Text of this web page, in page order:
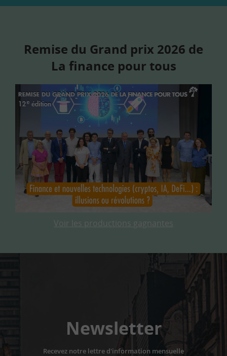
Remise du Grand prix 2026 de
La finance pour tous
Voir les productions gagnantes
Newsletter
Recevez notre lettre d'information mensuelle